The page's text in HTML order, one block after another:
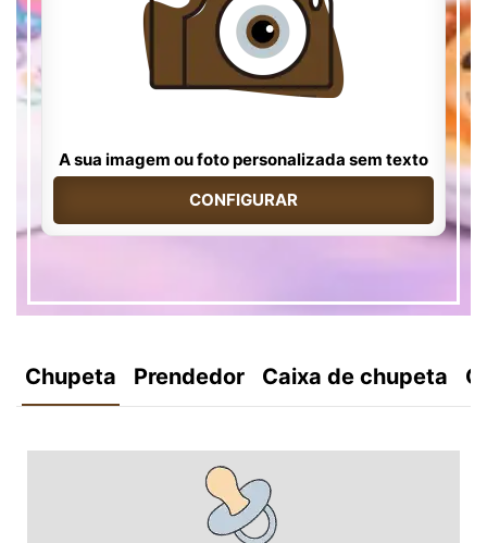
A sua imagem ou foto personalizada sem texto
CONFIGURAR
Chupeta Prendedor Caixa de chupeta